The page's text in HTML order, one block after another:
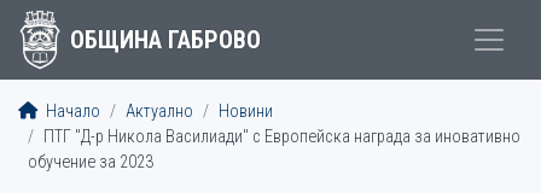
ОБЩИНА ГАБРОВО
Начало Актуално
Новини
ПТГ "Д-р Никола Василиади" с Европейска награда за иновативно
обучение за 2023